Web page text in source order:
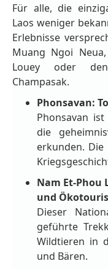
Für alle, die
Laos weniger
Erlebnisse
Muang Ngoi
Louey oder
Champasak.
Phonsavan:
Phonsavan
die
erkunden.
Nam Et-Phou
und
Dieser
geführte
Wildtieren in
und Bären.